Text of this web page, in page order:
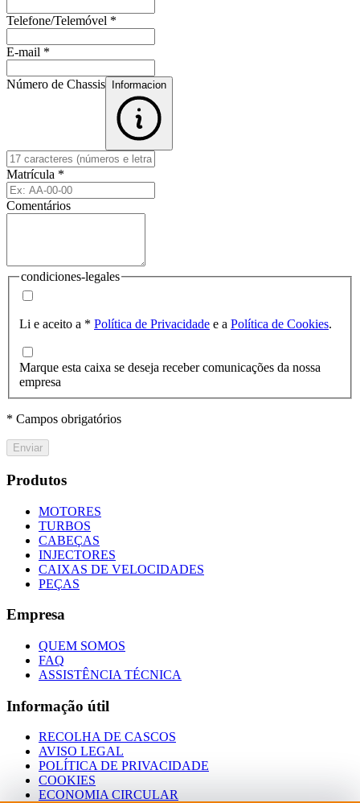
Telefone/Telemóvel *
E-mail *
Número de Chassis Informacion
Matrícula *
Comentários
condiciones-legales
Li e aceito a * Política de Privacidade e a Política de Cookies.
Marque esta caixa se deseja receber comunicações da nossa
empresa
* Campos obrigatórios
Enviar
Produtos
MOTORES
TURBOS
CABEÇAS
INJECTORES
CAIXAS DE VELOCIDADES
PEÇAS
Empresa
QUEM SOMOS
FAQ
ASSISTÊNCIA TÉCNICA
Informação útil
RECOLHA DE CASCOS
AVISO LEGAL
POLÍTICA DE PRIVACIDADE
COOKIES
ECONOMIA CIRCULAR